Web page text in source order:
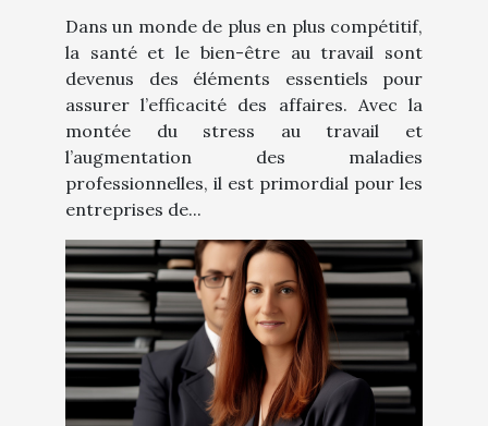
Dans un monde de plus en plus compétitif,
la santé et le bien-être au travail sont
devenus des éléments essentiels pour
assurer l’efficacité des affaires. Avec la
montée du stress au travail et
l’augmentation des maladies
professionnelles, il est primordial pour les
entreprises de...